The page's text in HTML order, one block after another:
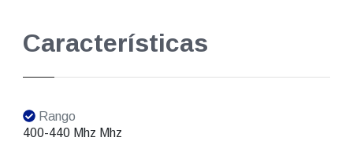
Características
Rango
400-440 Mhz Mhz